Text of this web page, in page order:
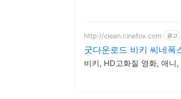
http://clean.cinefox.com 광고
굿다운로드 비키 씨네폭
비키, HD고화질 영화, 애니